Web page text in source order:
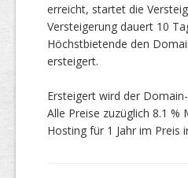
erreicht, startet die
Versteigerung dauert 10
Höchstbietende den
ersteigert.
Ersteigert wird der
Alle Preise zuzüglich 8.1 %
Hosting für 1 Jahr im Preis